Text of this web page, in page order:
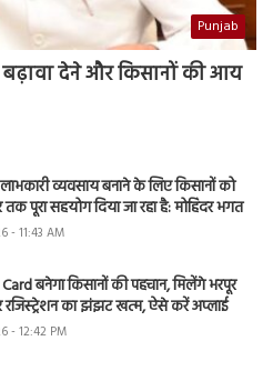
Punjab
देने और किसानों की आय
व्यवसाय बनाने के लिए किसानों को
पूरा सहयोग दिया जा रहा है: मोहिंदर भगत
- 11:43 AM
बनेगा किसानों की पहचान, मिलेंगे भरपूर
रजिस्ट्रेशन का झंझट खत्म, ऐसे करें अप्लाई
- 12:42 PM